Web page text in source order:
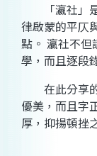
「瀛社」是
律啟蒙的平仄
點。 瀛社不但
學，而且逐段
在此分享的
優美，而且字
厚，抑揚頓挫